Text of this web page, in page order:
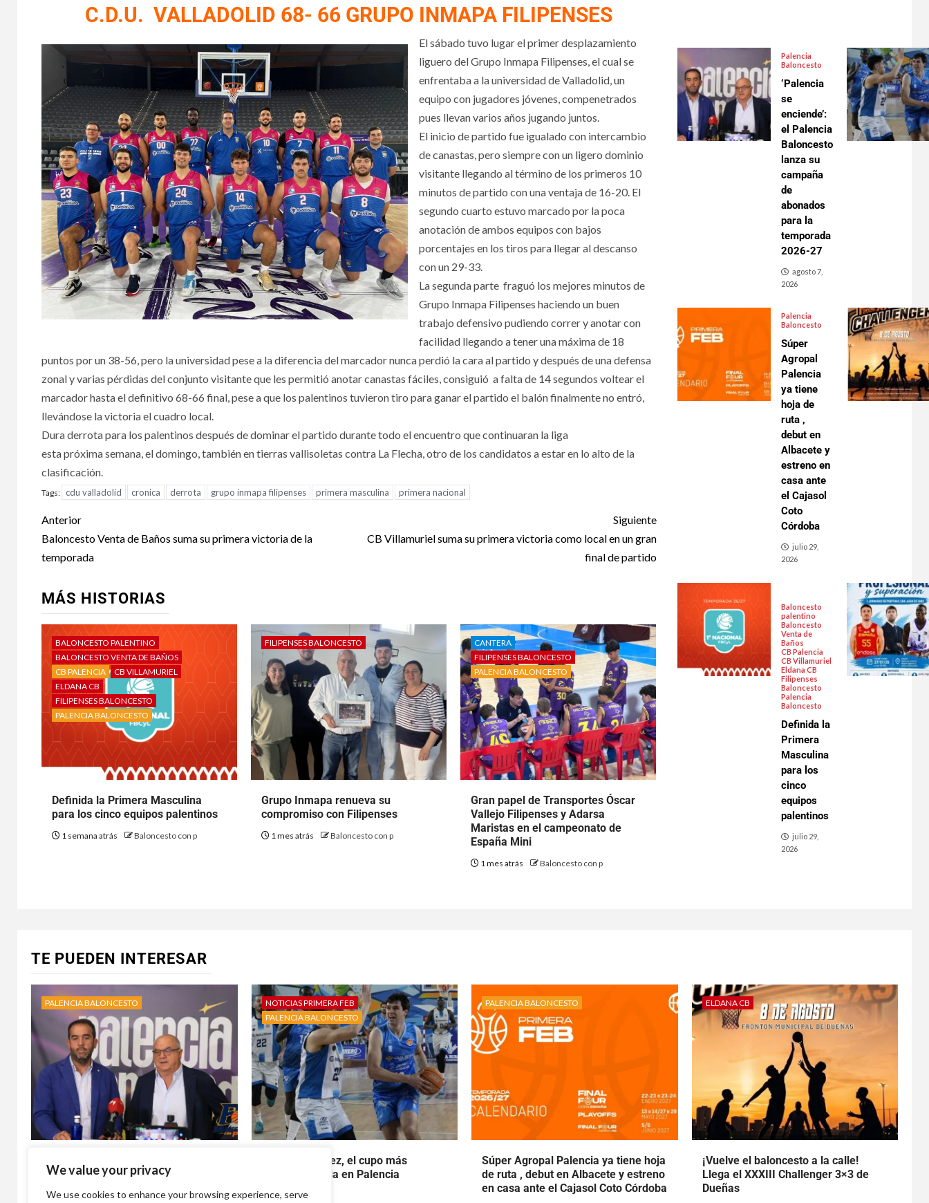
We value your privacy
We use cookies to enhance your browsing experience, serve
C.D.U. VALLADOLID 68- 66 GRUPO INMAPA FILIPENSES
El sábado tuvo lugar el primer desplazamiento
liguero del Grupo Inmapa Filipenses, el cual se
enfrentaba a la universidad de Valladolid, un
equipo con jugadores jóvenes, compenetrados
pues llevan varios años jugando juntos.
El inicio de partido fue igualado con intercambio
de canastas, pero siempre con un ligero dominio
visitante llegando al término de los primeros 10
minutos de partido con una ventaja de 16-20. El
segundo cuarto estuvo marcado por la poca
anotación de ambos equipos con bajos
porcentajes en los tiros para llegar al descanso
con un 29-33.
La segunda parte fraguó los mejores minutos de
Grupo Inmapa Filipenses haciendo un buen
trabajo defensivo pudiendo correr y anotar con
facilidad llegando a tener una máxima de 18
puntos por un 38-56, pero la universidad pese a la diferencia del marcador nunca perdió la cara al partido y después de una defensa
zonal y varias pérdidas del conjunto visitante que les permitió anotar canastas fáciles, consiguió a falta de 14 segundos voltear el
marcador hasta el definitivo 68-66 final, pese a que los palentinos tuvieron tiro para ganar el partido el balón finalmente no entró,
llevándose la victoria el cuadro local.
Dura derrota para los palentinos después de dominar el partido durante todo el encuentro que continuaran la liga
esta próxima semana, el domingo, también en tierras vallisoletas contra La Flecha, otro de los candidatos a estar en lo alto de la
clasificación.
Tags: cdu valladolid cronica derrota grupo inmapa filipenses primera masculina primera nacional
Anterior
Baloncesto Venta de Baños suma su primera victoria de la
temporada
Siguiente
CB Villamuriel suma su primera victoria como local en un gran
final de partido
MÁS HISTORIAS
BALONCESTO PALENTINO
BALONCESTO VENTA DE BAÑOS
CB PALENCIA
CB VILLAMURIEL
ELDANA CB
FILIPENSES BALONCESTO
PALENCIA BALONCESTO
Definida la Primera Masculina
para los cinco equipos palentinos
1 semana atrás Baloncesto con p
FILIPENSES BALONCESTO
Grupo Inmapa renueva su
compromiso con Filipenses
1 mes atrás Baloncesto con p
CANTERA
FILIPENSES BALONCESTO
PALENCIA BALONCESTO
Gran papel de Transportes Óscar
Vallejo Filipenses y Adarsa
Maristas en el campeonato de
España Mini
1 mes atrás Baloncesto con p
Palencia
Baloncesto
‘Palencia
se
enciende’:
el Palencia
Baloncesto
lanza su
campaña
de
abonados
para la
temporada
2026-27
agosto 7,
2026
Palencia
Baloncesto
Súper
Agropal
Palencia
ya tiene
hoja de
ruta ,
debut en
Albacete y
estreno en
casa ante
el Cajasol
Coto
Córdoba
julio 29,
2026
Baloncesto
palentino
Baloncesto
Venta de
Baños
CB Palencia
CB Villamuriel
Eldana CB
Filipenses
Baloncesto
Palencia
Baloncesto
Definida la
Primera
Masculina
para los
cinco
equipos
palentinos
julio 29,
2026
TE PUEDEN INTERESAR
PALENCIA BALONCESTO
Baloncesto lanza su campaña de
abonados para la temporada 2026-
NOTICIAS PRIMERA FEB
PALENCIA BALONCESTO
Álvaro Martínez, el cupo más
deseado recala en Palencia
PALENCIA BALONCESTO
Súper Agropal Palencia ya tiene hoja
de ruta , debut en Albacete y estreno
en casa ante el Cajasol Coto Córdoba
ELDANA CB
¡Vuelve el baloncesto a la calle!
Llega el XXXIII Challenger 3×3 de
Dueñas